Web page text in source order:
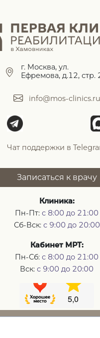
г. Москва, ул.
Ефремова, д.12, стр.
info@mos-clinics.ru
Чат поддержки в
Записаться к врачу
Клиника:
Пн-Пт: с 8:00 до 21:00
Сб-Вск: с 9:00 до 20:00
Кабинет МРТ:
Пн-Сб: с 8:00 до 21:00
Вск: с 9:00 до 20:00